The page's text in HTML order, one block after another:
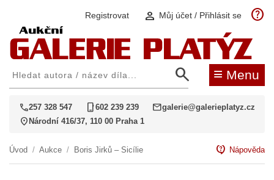
Registrovat person Můj účet / Přihlásit se help
search ≡ Menu
call257 328 547 phone_iphone602 239 239 mailgalerie@galerieplatyz.cz
location_on Národní 416/37, 110 00 Praha 1
Úvod / Aukce / Boris Jirků – Sicílie contact_support Nápověda